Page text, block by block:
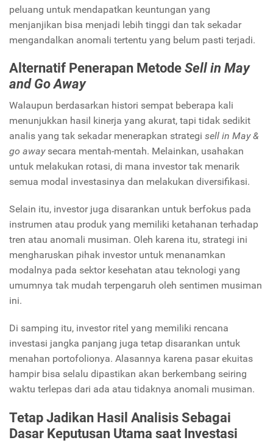
peluang untuk mendapatkan keuntungan yang
menjanjikan bisa menjadi lebih tinggi dan tak sekadar
mengandalkan anomali tertentu yang belum pasti terjadi.
Alternatif Penerapan MetodeSell in May
and Go Away
Walaupun berdasarkan histori sempat beberapa kali
menunjukkan hasil kinerja yang akurat, tapi tidak sedikit
analis yang tak sekadar menerapkan strategi sell in May &
go away secara mentah-mentah. Melainkan, usahakan
untuk melakukan rotasi, di mana investor tak menarik
semua modal investasinya dan melakukan diversifikasi.
Selain itu, investor juga disarankan untuk berfokus pada
instrumen atau produk yang memiliki ketahanan terhadap
tren atau anomali musiman. Oleh karena itu, strategi ini
mengharuskan pihak investor untuk menanamkan
modalnya pada sektor kesehatan atau teknologi yang
umumnya tak mudah terpengaruh oleh sentimen musiman
ini.
Di samping itu, investor ritel yang memiliki rencana
investasi jangka panjang juga tetap disarankan untuk
menahan portofolionya. Alasannya karena pasar ekuitas
hampir bisa selalu dipastikan akan berkembang seiring
waktu terlepas dari ada atau tidaknya anomali musiman.
Tetap Jadikan Hasil Analisis Sebagai
Dasar Keputusan Utama saat Investasi